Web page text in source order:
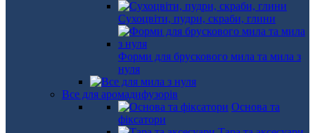
Сухоцвіти, пудри, скраби, глини
Форми для брускового мила та мила з
нуля
Все для аромадифузорів
Основа та
фіксатори